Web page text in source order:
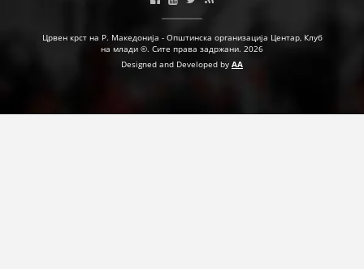
Црвен крст на Р. Македонија - Општинска организација Центар, Клуб
на млади ©. Сите права задржани. 2026
Designed and Developed by AA